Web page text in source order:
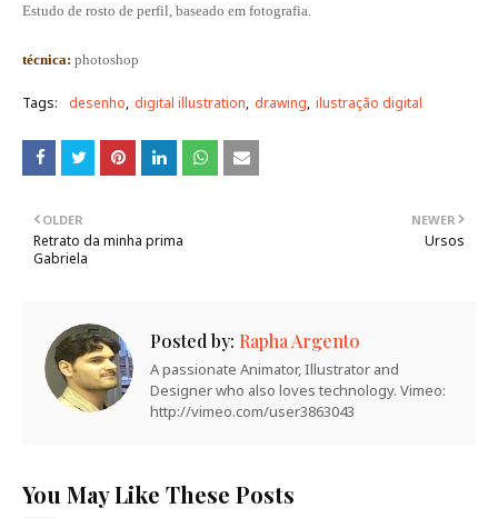
Estudo de rosto de perfil, baseado em fotografia.
técnica: photoshop
Tags: desenho digital illustration drawing ilustração digital
NEWER
Ursos
OLDER
Retrato da minha prima
Gabriela
Posted by: Rapha Argento
A passionate Animator, Illustrator and
Designer who also loves technology. Vimeo:
http://vimeo.com/user3863043
You May Like These Posts